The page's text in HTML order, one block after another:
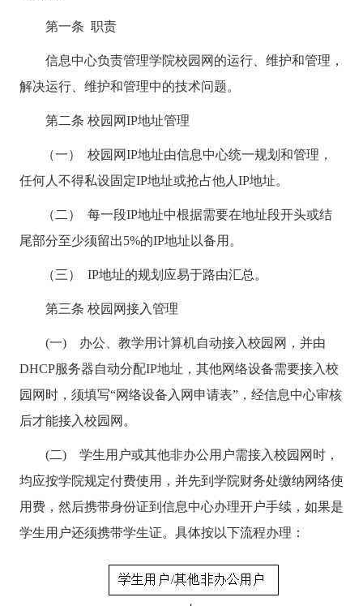
第一条 职责
信息中心负责管理学院校园网的运行、维护和管理，
解决运行、维护和管理中的技术问题。
第二条 校园网IP地址管理
（一） 校园网IP地址由信息中心统一规划和管理，
任何人不得私设固定IP地址或抢占他人 IP地址。
（二） 每一段IP地址中根据需要在地址段开头或结
尾部分至少须留出5%的IP地址以备用。
（三） IP地址的规划应易于路由汇总。
第三条 校园网接入管理
(一) 办公、教学用计算机自动接入校园网，并由
DHCP服务器自动分配IP地址，其他网络设备需要接入校
园网时，须填写“网络设备入网申请表”，经信息中心审核
后才能接入校园网。
(二) 学生用户或其他非办公用户需接入校园网时，
均应按学院规定付费使用，并先到学院财务处缴纳网络使
用费，然后携带身份证到信息中心办理开户手续，如果是
学生用户还须携带学生证。具体按以下流程办理：